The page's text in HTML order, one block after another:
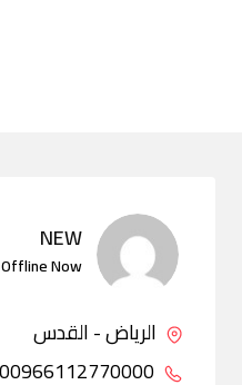
NEW
Offline Now
الرياض - القدس